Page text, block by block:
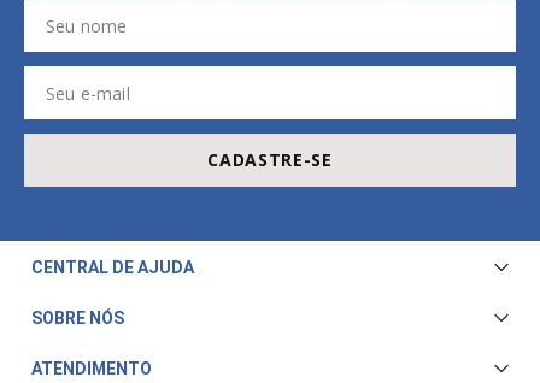
CADASTRE-SE
CENTRAL DE AJUDA
Central de Atendimento
Trocas e Devoluções
SOBRE NÓS
ATENDIMENTO